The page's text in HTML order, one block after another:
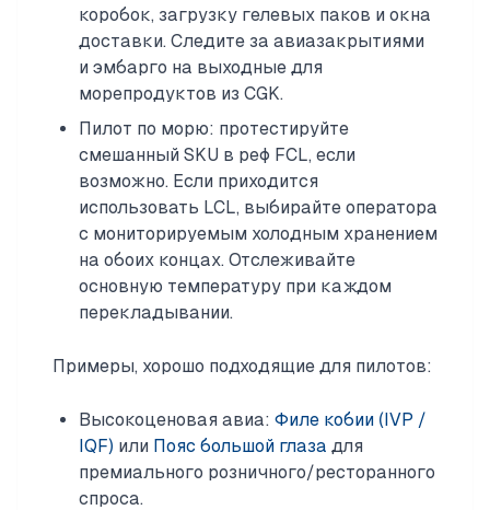
коробок, загрузку гелевых паков и окна
доставки. Следите за авиазакрытиями
и эмбарго на выходные для
морепродуктов из CGK.
Пилот по морю: протестируйте
смешанный SKU в реф FCL, если
возможно. Если приходится
использовать LCL, выбирайте оператора
с мониторируемым холодным хранением
на обоих концах. Отслеживайте
основную температуру при каждом
перекладывании.
Примеры, хорошо подходящие для пилотов:
Высокоценовая авиа: Филе кобии (IVP /
IQF) или Пояс большой глаза для
премиального розничного/ресторанного
спроса.